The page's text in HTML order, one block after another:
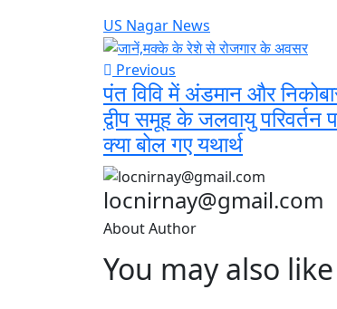
US Nagar News
Previous
पंत विवि में अंडमान और
द्वीप समूह के जलवायु परिवर्तन
क्या बोल गए यथार्थ
locnirnay@gmail.com
About Author
You may also like